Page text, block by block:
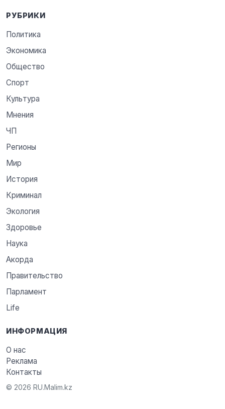
РУБРИКИ
Политика
Экономика
Общество
Спорт
Культура
Мнения
ЧП
Регионы
Мир
История
Криминал
Экология
Здоровье
Наука
Акорда
Правительство
Парламент
Life
ИНФОРМАЦИЯ
О нас
Реклама
Контакты
© 2026 RU.Malim.kz